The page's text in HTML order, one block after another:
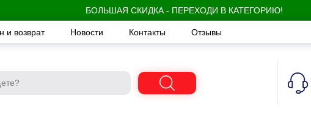
БОЛЬШАЯ СКИДКА - ПЕРЕХОДИ В КАТЕГОРИЮ!
и возврат Новости Контакты Отзывы